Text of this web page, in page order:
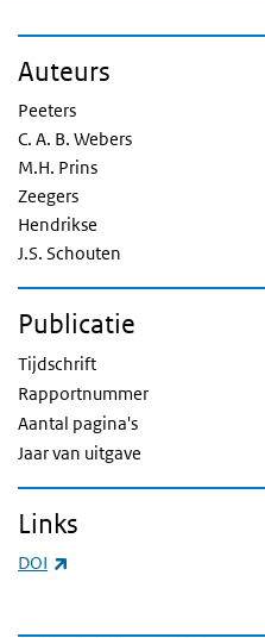
Auteurs
Peeters
C. A. B. Webers
M.H. Prins
Zeegers
Hendrikse
J.S. Schouten
Publicatie
Tijdschrift
Rapportnummer
Aantal pagina's
Jaar van uitgave
Links
DOI